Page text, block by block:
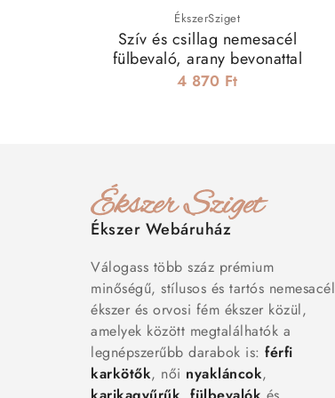
ÉkszerSziget
Szív és csillag nemesacél
fülbevaló, arany bevonattal
4 870 Ft
Ékszer Webáruház
Válogass több száz prémium
minőségű, stílusos és tartós nemesacél
ékszer és orvosi fém ékszer közül,
amelyek között megtalálhatók a
legnépszerűbb darabok is: férfi
karkötők, női nyakláncok,